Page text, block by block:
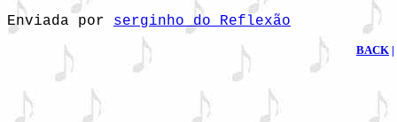
Enviada por serginho do Reflexão
BACK |